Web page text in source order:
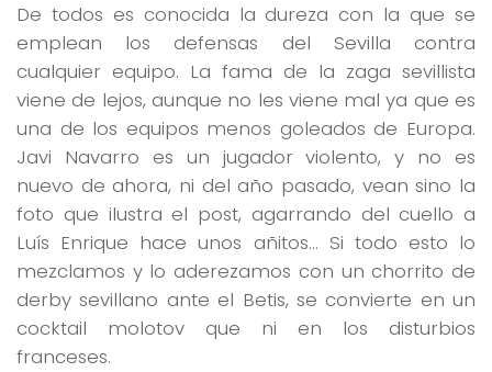
De todos es conocida la dureza con la que se
emplean los defensas del Sevilla contra
cualquier equipo. La fama de la zaga sevillista
viene de lejos, aunque no les viene mal ya que es
una de los equipos menos goleados de Europa.
Javi Navarro es un jugador violento, y no es
nuevo de ahora, ni del año pasado, vean sino la
foto que ilustra el post, agarrando del cuello a
Luís Enrique hace unos añitos… Si todo esto lo
mezclamos y lo aderezamos con un chorrito de
derby sevillano ante el Betis, se convierte en un
cocktail molotov que ni en los disturbios
franceses.